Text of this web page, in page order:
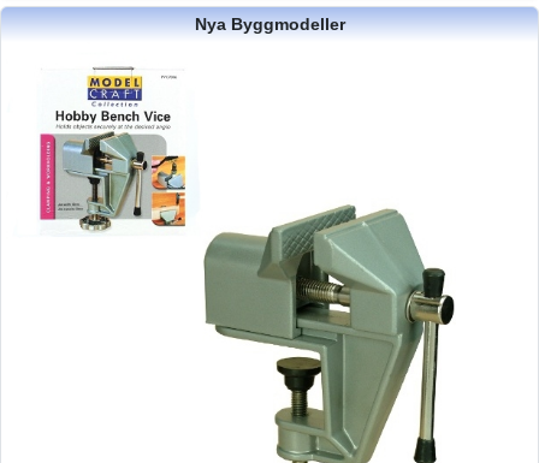
Nya Byggmodeller